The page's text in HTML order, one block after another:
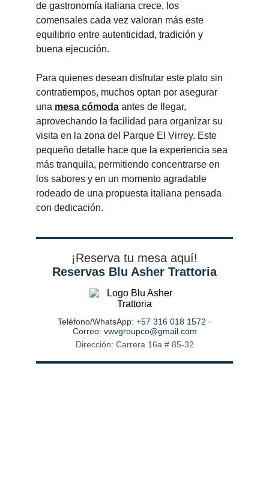
de gastronomía italiana crece, los
comensales cada vez valoran más este
equilibrio entre autenticidad, tradición y
buena ejecución.
Para quienes desean disfrutar este plato sin
contratiempos, muchos optan por asegurar
una mesa cómoda antes de llegar,
aprovechando la facilidad para organizar su
visita en la zona del Parque El Virrey. Este
pequeño detalle hace que la experiencia sea
más tranquila, permitiendo concentrarse en
los sabores y en un momento agradable
rodeado de una propuesta italiana pensada
con dedicación.